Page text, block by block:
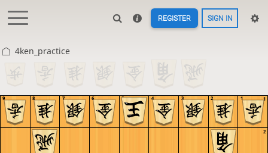
REGISTER SIGN IN
4ken_practice
2
1
9 8 7 6 5 4 3 2 1